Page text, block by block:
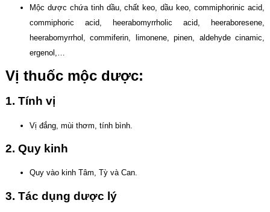
Mộc dược chứa tinh dầu, chất keo, dầu keo, commiphorinic acid,
commiphoric acid, heerabomyrrholic acid, heeraboresene,
heerabomyrrhol, commiferin, limonene, pinen, aldehyde cinamic,
ergenol,…
Vị thuốc mộc dược:
1. Tính vị
Vị đắng, mùi thơm, tính bình.
2. Quy kinh
Quy vào kinh Tâm, Tỳ và Can.
3. Tác dụng dược lý